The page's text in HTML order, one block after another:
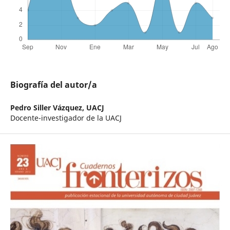
Biografía del autor/a
Pedro Siller Vázquez, UACJ
Docente-investigador de la UACJ